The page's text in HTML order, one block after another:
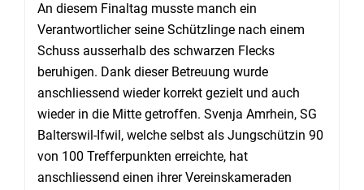
An diesem Finaltag musste manch ein
Verantwortlicher seine Schützlinge nach einem
Schuss ausserhalb des schwarzen Flecks
beruhigen. Dank dieser Betreuung wurde
anschliessend wieder korrekt gezielt und auch
wieder in die Mitte getroffen. Svenja Amrhein, SG
Balterswil-Ifwil, welche selbst als Jungschützin 90
von 100 Trefferpunkten erreichte, hat
anschliessend einen ihrer Vereinskameraden